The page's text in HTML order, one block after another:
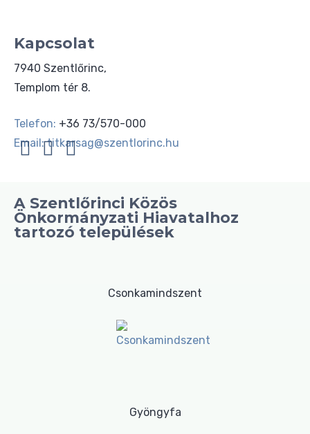
Kapcsolat
7940 Szentlőrinc,
Templom tér 8.
Telefon: +36 73/570-000
Email: titkarsag@szentlorinc.hu
A Szentlőrinci Közös
Önkormányzati Hiavatalhoz
tartozó települések
Csonkamindszent
Gyöngyfa